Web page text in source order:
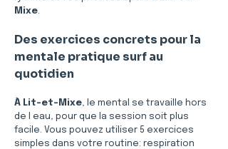
Mixe.
Des exercices concrets pour la
mentale pratique surf au
quotidien
À Lit-et-Mixe, le mental se travaille hors
de l eau, pour que la session soit plus
facile. Vous pouvez utiliser 5 exercices
simples dans votre routine: respiration